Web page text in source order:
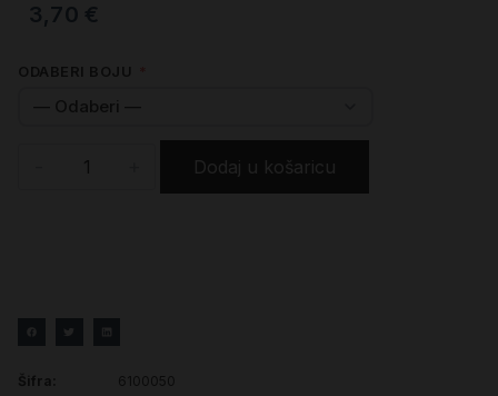
3,70 €
ODABERI BOJU
Dodaj u košaricu
Šifra:
6100050